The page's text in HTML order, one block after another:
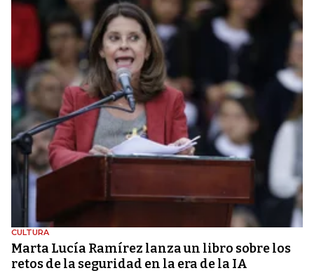
CULTURA
Marta Lucía Ramírez lanza un libro sobre los
retos de la seguridad en la era de la IA